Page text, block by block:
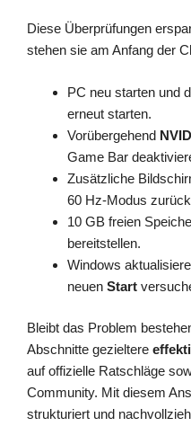
Diese Überprüfungen
stehen sie am Anfang der
PC neu starten und
erneut starten.
Vorübergehend
Game Bar
Zusätzliche
60 Hz-Modus
10 GB freien
bereitstellen.
Windows
neuen Start
Bleibt das Problem
Abschnitte gezieltere
auf offizielle Ratschläge
Community. Mit diesem
strukturiert und